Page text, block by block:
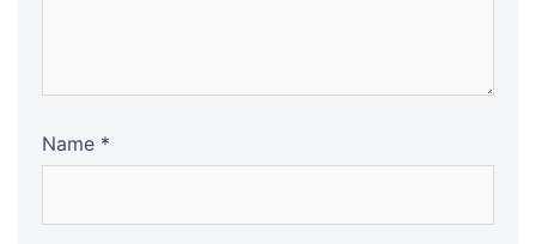
Name *